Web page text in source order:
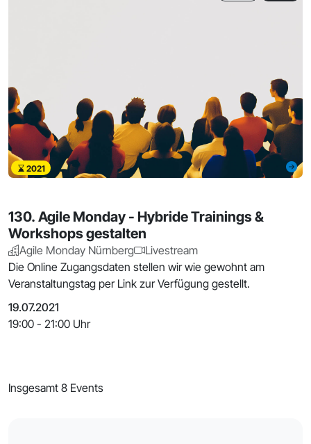
2021
130. Agile Monday - Hybride Trainings &
Workshops gestalten
Agile Monday Nürnberg
Livestream
Die Online Zugangsdaten stellen wir wie gewohnt am
Veranstaltungstag per Link zur Verfügung gestellt.
19.07.2021
19:00 - 21:00 Uhr
Insgesamt 8 Events